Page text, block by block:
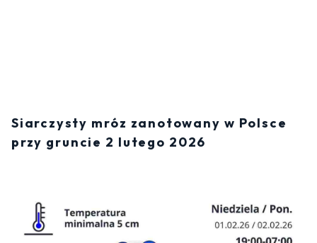
Siarczysty mróz zanotowany w Polsce
przy gruncie 2 lutego 2026